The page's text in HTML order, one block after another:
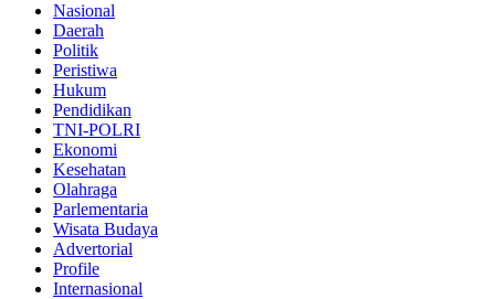
Nasional
Daerah
Politik
Peristiwa
Hukum
Pendidikan
TNI-POLRI
Ekonomi
Kesehatan
Olahraga
Parlementaria
Wisata Budaya
Advertorial
Profile
Internasional